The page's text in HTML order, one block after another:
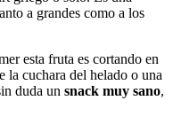
a grandes como a los
esta fruta es cortando en
la cuchara del helado o una
duda un snack muy sano,